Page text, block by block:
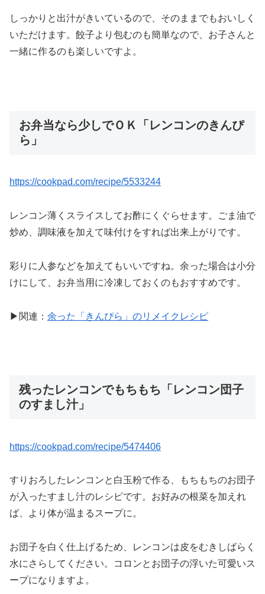
しっかりと出汁がきいているので、そのままでもおいしく
いただけます。餃子より包むのも簡単なので、お子さんと
一緒に作るのも楽しいですよ。
お弁当なら少しでＯＫ「レンコンのきんぴ
ら」
https://cookpad.com/recipe/5533244
レンコン薄くスライスしてお酢にくぐらせます。ごま油で
炒め、調味液を加えて味付けをすれば出来上がりです。
彩りに人参などを加えてもいいですね。余った場合は小分
けにして、お弁当用に冷凍しておくのもおすすめです。
▶関連： 余った「きんぴら」のリメイクレシピ
残ったレンコンでもちもち「レンコン団子
のすまし汁」
https://cookpad.com/recipe/5474406
すりおろしたレンコンと白玉粉で作る、もちもちのお団子
が入ったすまし汁のレシピです。お好みの根菜を加えれ
ば、より体が温まるスープに。
お団子を白く仕上げるため、レンコンは皮をむきしばらく
水にさらしてください。コロンとお団子の浮いた可愛いス
ープになりますよ。